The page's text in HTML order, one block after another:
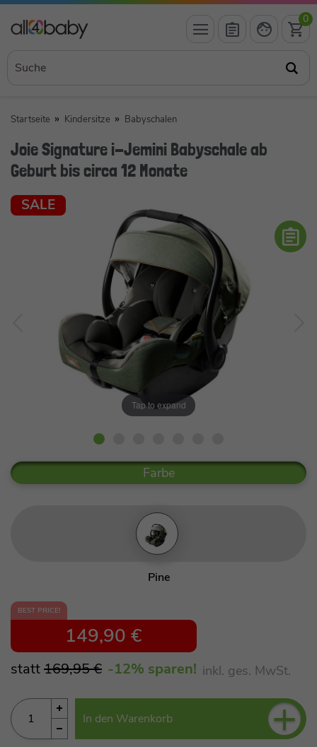
0
Startseite Kindersitze Babyschalen
Joie Signature i-Jemini Babyschale ab
Geburt bis circa 12 Monate
SALE
Tap to expand
Farbe
Pine
BEST PRICE!
149,90 €
statt169,95 € -12% sparen! inkl. ges. MwSt.
In den Warenkorb +